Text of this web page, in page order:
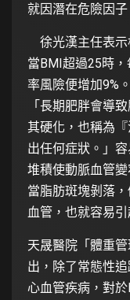
就因潛在危險因
徐光漢主任表示
當BMI超過25時
率風險便增加9%
「長期肥胖會導
其硬化，也稱為
出任何症狀。」
堆積使動脈血管
當脂肪斑塊剝落
血管，也就容易
天晟醫院「體重
出，除了常態性
心血管疾病，對